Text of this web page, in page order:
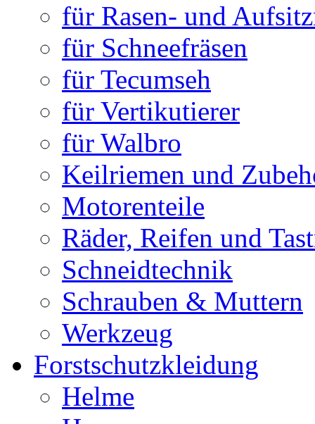
für Rasen- und
für Schneefräsen
für Tecumseh
für Vertikutierer
für Walbro
Keilriemen und
Motorenteile
Räder, Reifen und
Schneidtechnik
Schrauben & Muttern
Werkzeug
Forstschutzkleidung
Helme